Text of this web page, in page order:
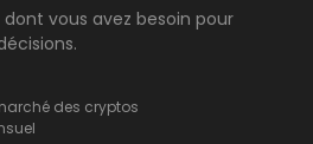
vous avez besoin pour
des cryptos